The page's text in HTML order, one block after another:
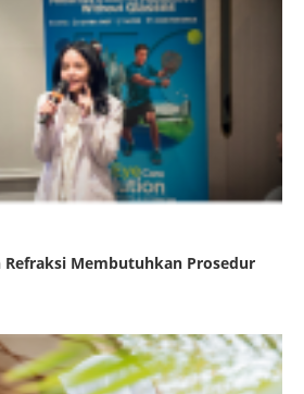
Refraksi Membutuhkan Prosedur